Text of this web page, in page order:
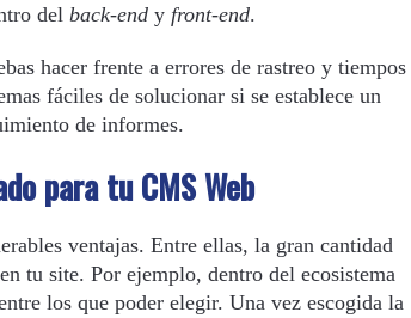
del back-end y front-end.
hacer frente a errores de rastreo y tiempos
fáciles de solucionar si se establece un
de informes.
para tu CMS Web
ventajas. Entre ellas, la gran cantidad
tu site. Por ejemplo, dentro del ecosistema
los que poder elegir. Una vez escogida la